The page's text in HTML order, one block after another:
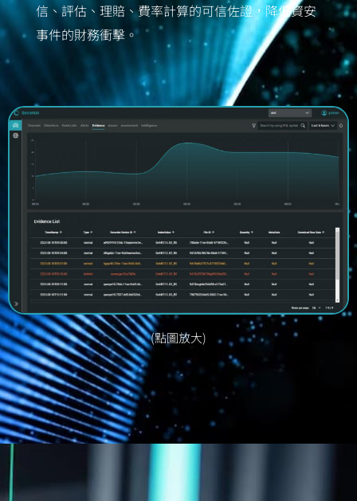
信、評估、理賠、費率計算的可信佐證，降低資安
事件的財務衝擊。
(點圖放大)